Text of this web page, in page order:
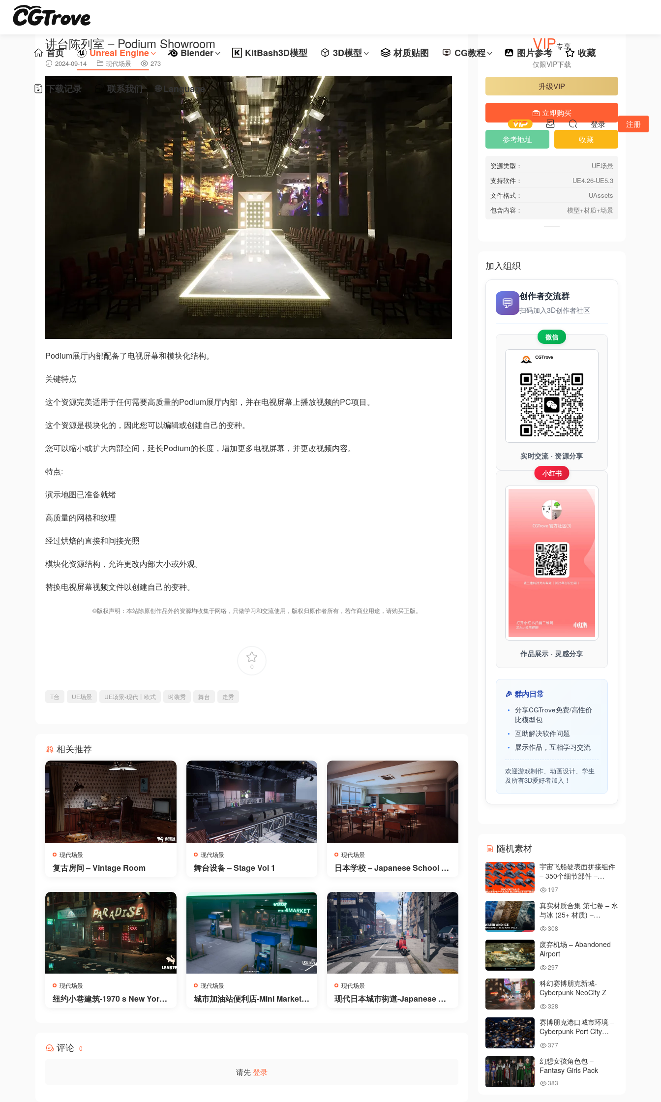
首页 Unreal Engine Blender KitBash3D模型 3D模型 材质贴图 CG教程 图片参考 收藏
下载记录 联系我们 🌐 Language
登录 注册
讲台陈列室 – Podium Showroom
2024-09-14 现代场景 273
Podium展厅内部配备了电视屏幕和模块化结构。
关键特点
这个资源完美适用于任何需要高质量的Podium展厅内部，并在电视屏幕上播放视频的PC项目。
这个资源是模块化的，因此您可以编辑或创建自己的变种。
您可以缩小或扩大内部空间，延长Podium的长度，增加更多电视屏幕，并更改视频内容。
特点:
演示地图已准备就绪
高质量的网格和纹理
经过烘焙的直接和间接光照
模块化资源结构，允许更改内部大小或外观。
替换电视屏幕视频文件以创建自己的变种。
©版权声明：本站除原创作品外的资源均收集于网络，只做学习和交流使用，版权归原作者所有，若作商业用途，请购买正版。
0
T台 UE场景 UE场景-现代丨欧式 时装秀 舞台 走秀
相关推荐
现代场景
复古房间 – Vintage Room
现代场景
舞台设备 – Stage Vol 1
现代场景
日本学校 – Japanese School C
现代场景
纽约小巷建筑-1970 s New York
现代场景
城市加油站便利店-Mini Market E
现代场景
现代日本城市街道-Japanese Str
评论 0
请先登录
VIP专享
仅限VIP下载
升级VIP
立即购买
参考地址 收藏
资源类型：
UE场景
支持软件：
UE4.26-UE5.3
文件格式：
UAssets
包含内容：
模型+材质+场景
加入组织
💬
创作者交流群
扫码加入3D创作者社区
微信
实时交流 · 资源分享
小红书
作品展示 · 灵感分享
🎉 群内日常
分享CGTrove免费/高性价
比模型包
互助解决软件问题
展示作品，互相学习交流
欢迎游戏制作、动画设计、学生
及所有3D爱好者加入！
随机素材
宇宙飞船硬表面拼接组件
– 350个细节部件 –
Surface KITBASH 350
DETAILS
197
真实材质合集 第七卷 – 水
与冰 (25+ 材质) –
– Water & Ice (25+
Materials)
308
废弃机场 – Abandoned
Airport
297
科幻赛博朋克新城-
Cyberpunk NeoCity Z
328
赛博朋克港口城市环境 –
Cyberpunk Port City
377
幻想女孩角色包 –
Fantasy Girls Pack
383